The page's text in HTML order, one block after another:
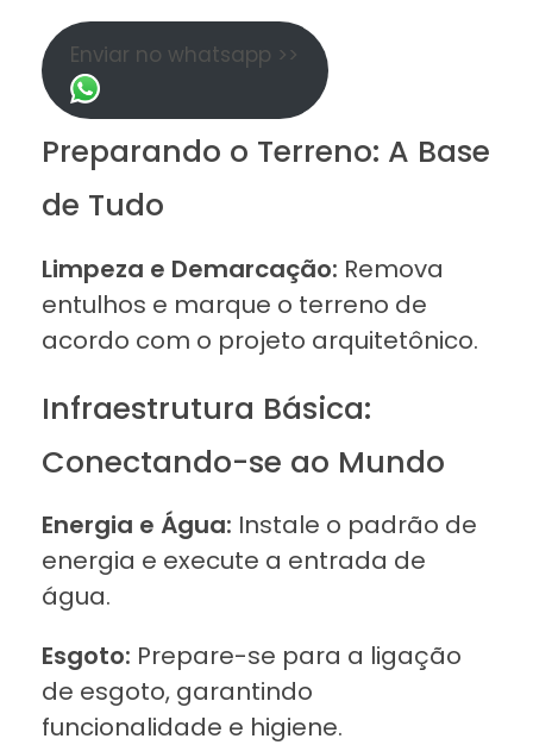
Enviar no whatsapp >>
Preparando o Terreno: A Base
de Tudo
Limpeza e Demarcação: Remova
entulhos e marque o terreno de
acordo com o projeto arquitetônico.
Infraestrutura Básica:
Conectando-se ao Mundo
Energia e Água: Instale o padrão de
energia e execute a entrada de
água.
Esgoto: Prepare-se para a ligação
de esgoto, garantindo
funcionalidade e higiene.